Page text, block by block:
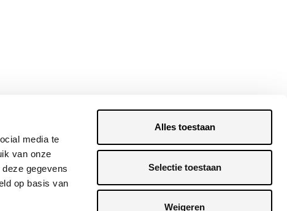
media te
van onze
gegevens
op basis van
Alles toestaan
Selectie toestaan
Weigeren